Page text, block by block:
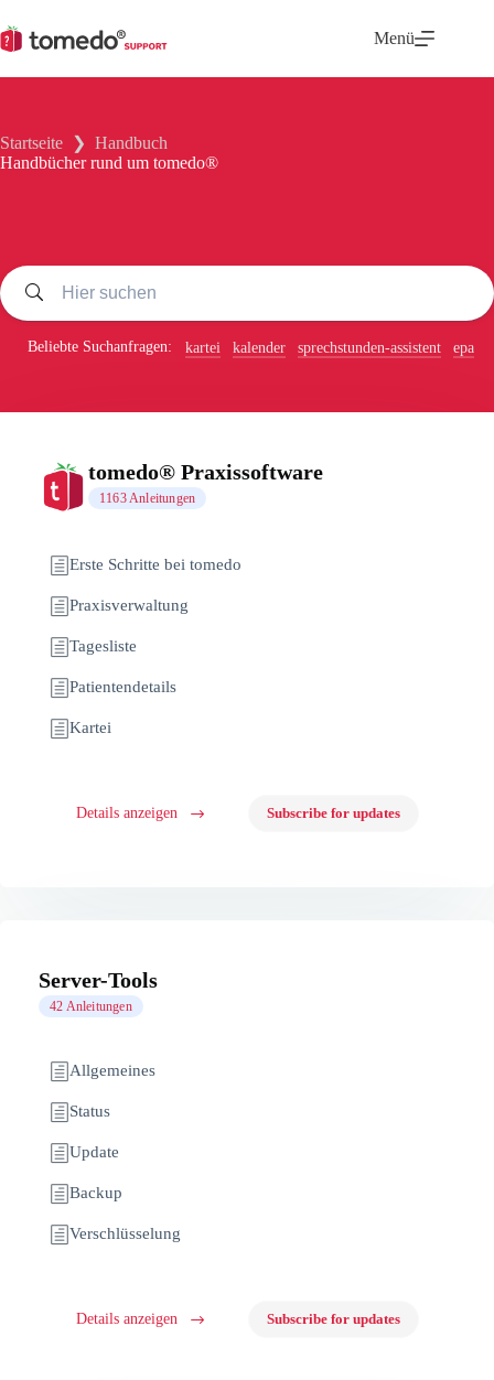
Inhalt
springen
Menü
Startseite ❯ Handbuch
Handbücher rund um tomedo®
Beliebte Suchanfragen: kartei kalender sprechstunden-assistent epa
tomedo® Praxissoftware
1163 Anleitungen
Erste Schritte bei tomedo
Praxisverwaltung
Tagesliste
Patientendetails
Kartei
Details anzeigen Subscribe for updates
Server-Tools
42 Anleitungen
Allgemeines
Status
Update
Backup
Verschlüsselung
Details anzeigen Subscribe for updates